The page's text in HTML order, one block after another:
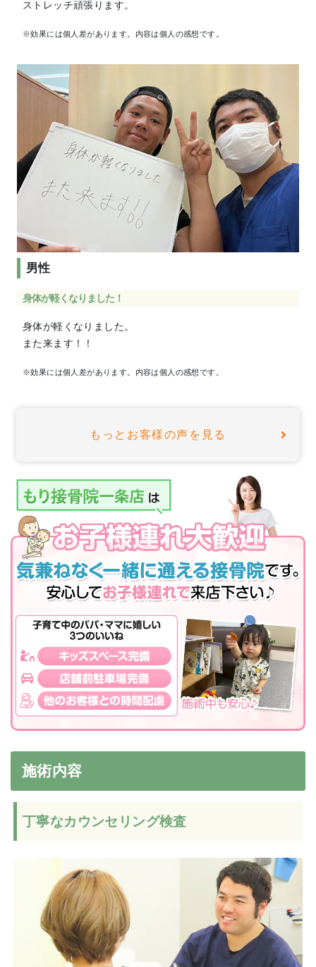
ストレッチ頑張ります。
※効果には個人差があります。内容は個人の感想です。
男性
身体が軽くなりました！
身体が軽くなりました。
また来ます！！
※効果には個人差があります。内容は個人の感想です。
もっとお客様の声を見る
施術内容
丁寧なカウンセリング検査